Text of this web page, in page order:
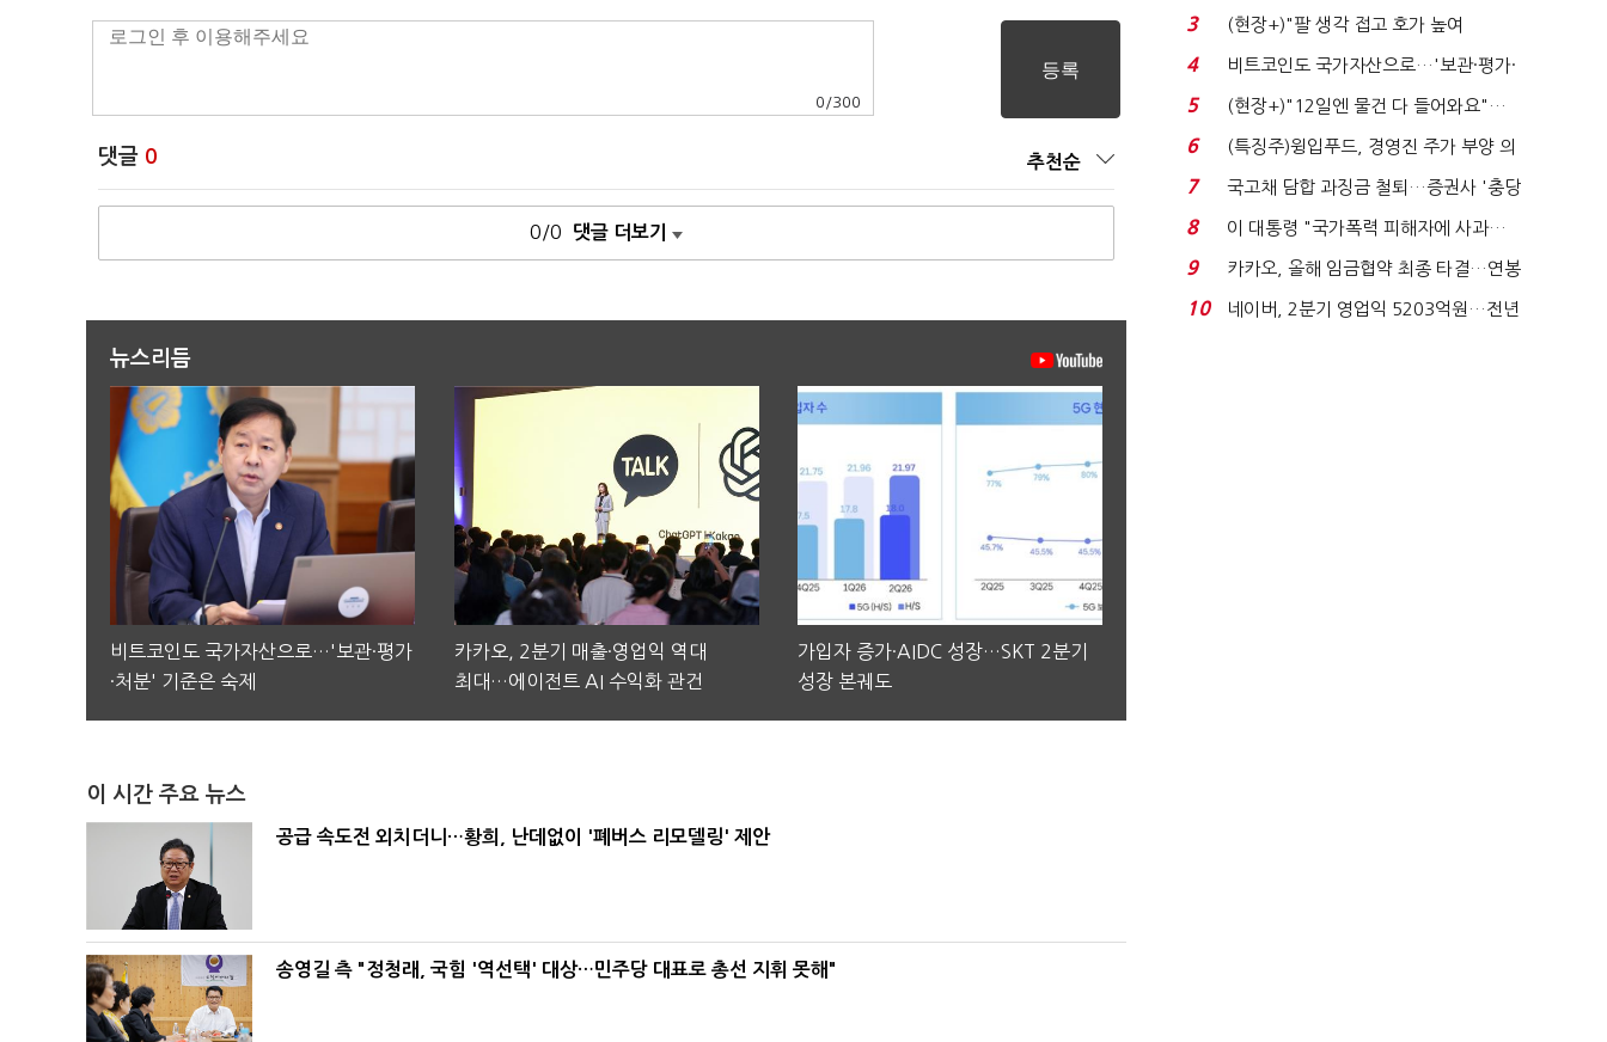
0 /300
댓글 0 추천순
0/0 댓글 더보기
뉴스리듬
비트코인도 국가자산으로…'보관·평가
·처분' 기준은 숙제
카카오, 2분기 매출·영업익 역대
최대…에이전트 AI 수익화 관건
가입자 증가·AIDC 성장…SKT 2분기
성장 본궤도
이 시간 주요 뉴스
공급 속도전 외치더니…황희, 난데없이 '폐버스 리모델링' 제안
송영길 측 "정청래, 국힘 '역선택' 대상…민주당 대표로 총선 지휘 못해"
국전쟁’
3
(현장+)"팔 생각 접고 호가 높여
요"…'덜 똘똘한 한 채' 20...
4
비트코인도 국가자산으로…'보관·평가·
처분' 기준은 ...
5
(현장+)"12일엔 물건 다 들어와요"…
빈 매대 채우며 문 연 ...
6
(특징주)윙입푸드, 경영진 주가 부양 의
지에 상한가...
7
국고채 담합 과징금 철퇴…증권사 '충당
금 폭탄' 우려...
8
이 대통령 "국가폭력 피해자에 사과…
적극적 조사로 진...
9
카카오, 올해 임금협약 최종 타결…연봉
6.3% 인상·격려...
10
네이버, 2분기 영업익 5203억원…전년